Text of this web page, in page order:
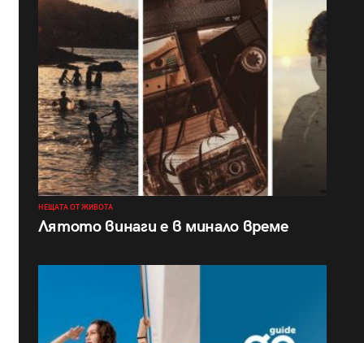
НЕЩАТА ОТ ЖИВОТА
Лятото винаги е в минало време